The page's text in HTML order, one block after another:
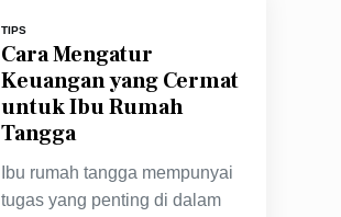
TIPS
Cara Mengatur
Keuangan yang Cermat
untuk Ibu Rumah
Tangga
Ibu rumah tangga mempunyai
tugas yang penting di dalam